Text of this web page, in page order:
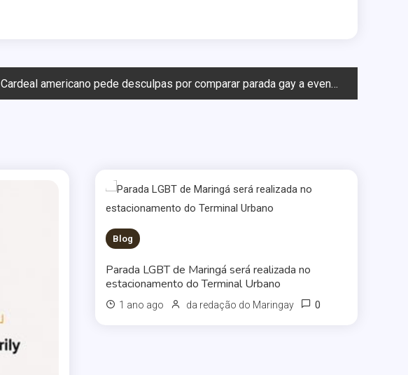
Cardeal americano pede desculpas por comparar parada gay a evento do Ku Klux Klan
Blog
Parada LGBT de Maringá será realizada no
estacionamento do Terminal Urbano
1 ano ago da redação do Maringay 0